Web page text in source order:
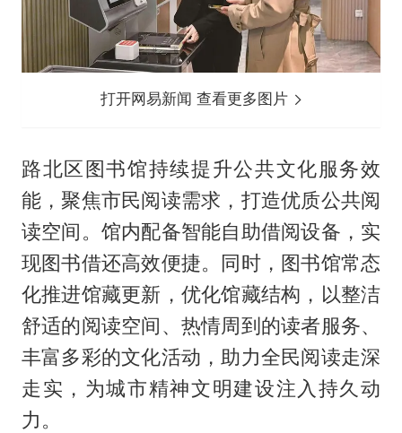
打开网易新闻 查看更多图片
路北区图书馆持续提升公共文化服务效
能，聚焦市民阅读需求，打造优质公共阅
读空间。馆内配备智能自助借阅设备，实
现图书借还高效便捷。同时，图书馆常态
化推进馆藏更新，优化馆藏结构，以整洁
舒适的阅读空间、热情周到的读者服务、
丰富多彩的文化活动，助力全民阅读走深
走实，为城市精神文明建设注入持久动
力。